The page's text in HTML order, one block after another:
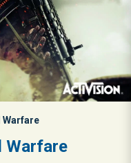
Warfare
Warfare